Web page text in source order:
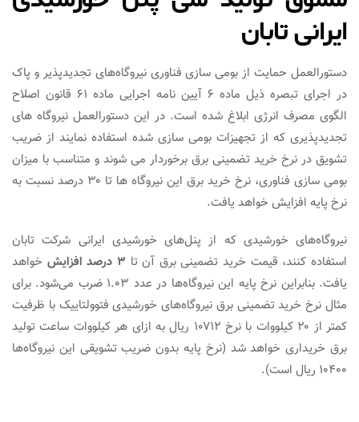
ایرانی تابان
دستورالعمل حمایت از بومی سازی فناوری نیروگاه‌های تجدیدپذیر و پاک
در اجرای تبصره ذیل ماده ۶ آیین نامه اجرایی ماده ۶۱ قانون اصلاح
الگوی مصرف انرژی ابلاغ شده است. در این دستورالعمل نیروگاه های
تجدیدپذیری که از تجهیزات بومی سازی شده استفاده نمایند از ضریب
تشویق در نرخ خرید تضمینی برق برخوردار می شوند و متناسب با میزان
بومی سازی فناوری، نرخ خرید برق این نیروگاه ها تا ۳۰ درصد نسبت به
نرخ پایه افزایش خواهد یافت.
نیروگاه‌های خورشیدی که از پنل‌های خورشیدی ایرانی شرکت تابان
استفاده کنند، قیمت خرید تضمینی برق آن تا۳ درصد افزایش
خواهد
یافت. بنابراین نرخ پایه این نیروگاه‌ها در عدد ۱.۰۳ ضرب می‌شود. برای
مثال نرخ خرید تضمینی برق نیروگاه‌های خورشیدی فتوولتاییک با ظرفیت
کمتر از ۲۰ کیلووات با نرخ ۱۰۷۱۲ ریال به ازای هر کیلووات ساعت تولید
برق خریداری خواهد شد (نرخ پایه بدون ضریب تشویقی این نیروگاه‌ها
۱۰۴۰۰ ریال است).